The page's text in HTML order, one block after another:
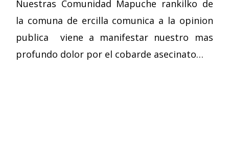
Nuestras Comunidad Mapuche rankilko de
la comuna de ercilla comunica a la opinion
publica viene a manifestar nuestro mas
profundo dolor por el cobarde asecinato…